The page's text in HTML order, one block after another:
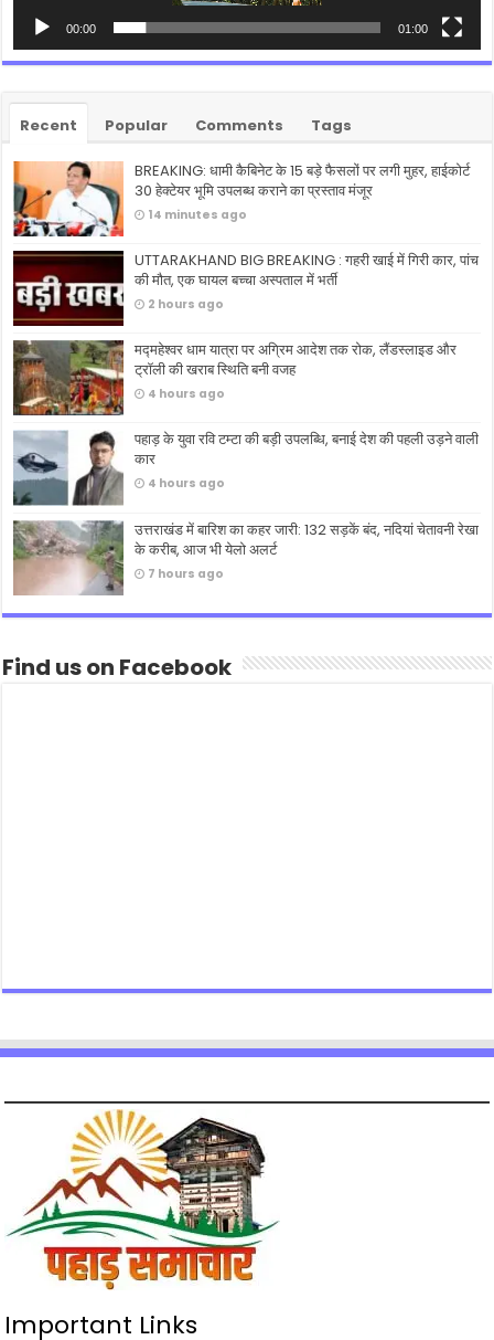
00:00 01:00
Recent Popular Comments Tags
BREAKING: धामी कैबिनेट के 15 बड़े फैसलों पर लगी मुहर, हाईकोर्ट
30 हेक्टेयर भूमि उपलब्ध कराने का प्रस्ताव मंजूर
14 minutes ago
UTTARAKHAND BIG BREAKING : गहरी खाई में गिरी कार, पांच
की मौत, एक घायल बच्चा अस्पताल में भर्ती
2 hours ago
मद्महेश्वर धाम यात्रा पर अग्रिम आदेश तक रोक, लैंडस्लाइड और
ट्रॉली की खराब स्थिति बनी वजह
4 hours ago
पहाड़ के युवा रवि टम्टा की बड़ी उपलब्धि, बनाई देश की पहली उड़ने वाली
कार
4 hours ago
उत्तराखंड में बारिश का कहर जारी: 132 सड़कें बंद, नदियां चेतावनी रेखा
के करीब, आज भी येलो अलर्ट
7 hours ago
Find us on Facebook
Important Links